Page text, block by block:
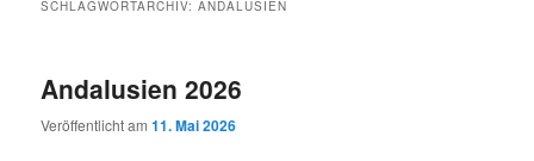
SCHLAGWORTARCHIV:ANDALUSIEN
Andalusien 2026
Veröffentlicht am11. Mai 2026